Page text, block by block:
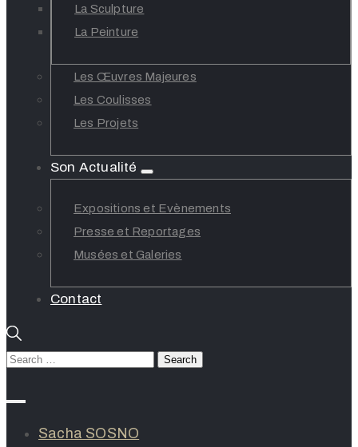
La Sculpture
La Peinture
Les Œuvres Majeures
Les Coulisses
Les Projets
Son Actualité
Expositions et Evènements
Presse et Reportages
Musées et Galeries
Contact
Sacha SOSNO